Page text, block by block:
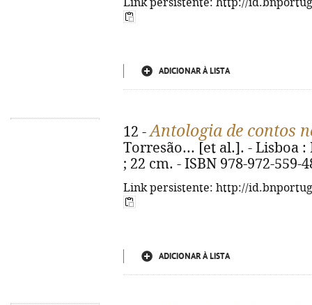
Link persistente: http://
ADICIONAR À LISTA
12 -Antologia de contos
Torresão... [et al.]. - Lisboa
; 22 cm. - ISBN 978-972-559-
Link persistente: http://
ADICIONAR À LISTA